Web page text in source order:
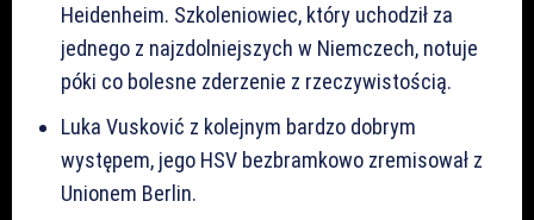
Heidenheim. Szkoleniowiec, który uchodził za
jednego z najzdolniejszych w Niemczech, notuje
póki co bolesne zderzenie z rzeczywistością.
Luka Vusković z kolejnym bardzo dobrym
występem, jego HSV bezbramkowo zremisował z
Unionem Berlin.